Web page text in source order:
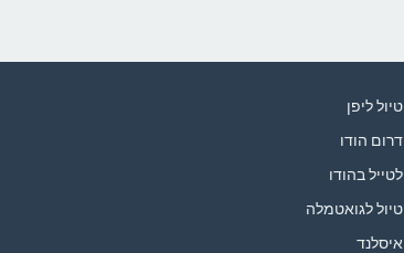
טיול ליפן
דרום הודו
לטייל בהודו
טיול לגואטמלה
איסלנד